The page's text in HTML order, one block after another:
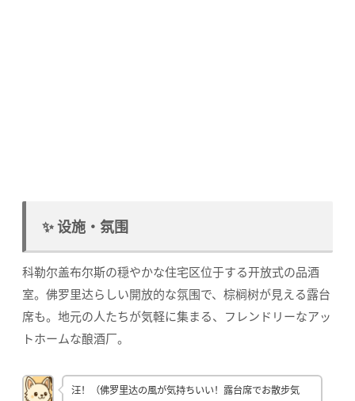
✨ 设施・氛围
科勒尔盖布尔斯の穏やかな住宅区位于する开放式の品酒
室。佛罗里达らしい開放的な氛围で、棕榈树が見える露台
席も。地元の人たちが気軽に集まる、フレンドリーなアッ
トホームな酿酒厂。
汪！（佛罗里达の風が気持ちいい！露台席でお散步気